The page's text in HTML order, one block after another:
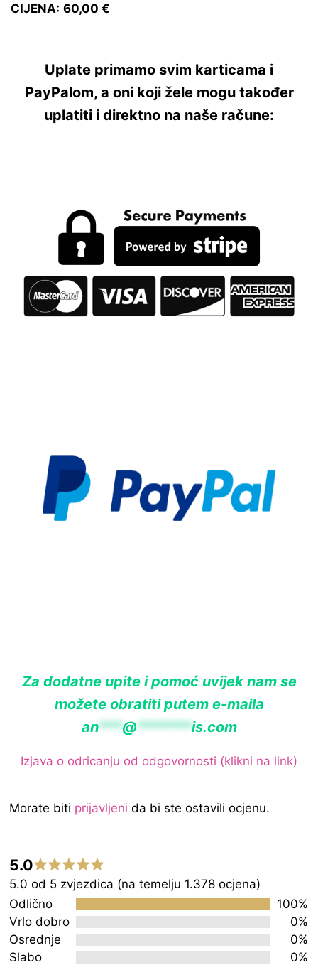
CIJENA: 60,00 €
Uplate primamo svim karticama i
PayPalom, a oni koji žele mogu također
uplatiti i direktno na naše račune:
Za dodatne upite i pomoć uvijek nam se
možete obratiti putem e-maila
an***@*******is.com
Izjava o odricanju od odgovornosti (klikni na link)
Morate biti prijavljeni da bi ste ostavili ocjenu.
5.0
Rated
5.0
out
of
5.0 od 5 zvjezdica (na temelju 1.378 ocjena)
Odlično
100%
Vrlo dobro
0%
Osrednje
0%
Slabo
0%